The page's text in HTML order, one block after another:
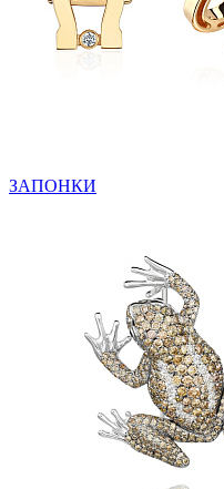
ЗАПОНКИ